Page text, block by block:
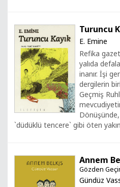
Turuncu
E. Emine
Refika
yalıda
inanır. İşi
dergilerin
Geçmiş
`düdüklü tencere` gibi öten
Annem
Gözden
Gündüz